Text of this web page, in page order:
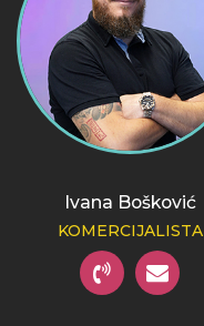
Ivana Bošković
KOMERCIJALISTA